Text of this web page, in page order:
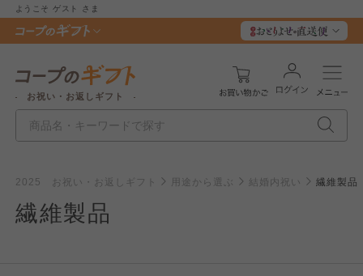
ようこそ ゲスト さま
お祝い・お返しギフト
2025 お祝い・お返しギフト 用途から選ぶ 結婚内祝い 繊維製品
繊維製品